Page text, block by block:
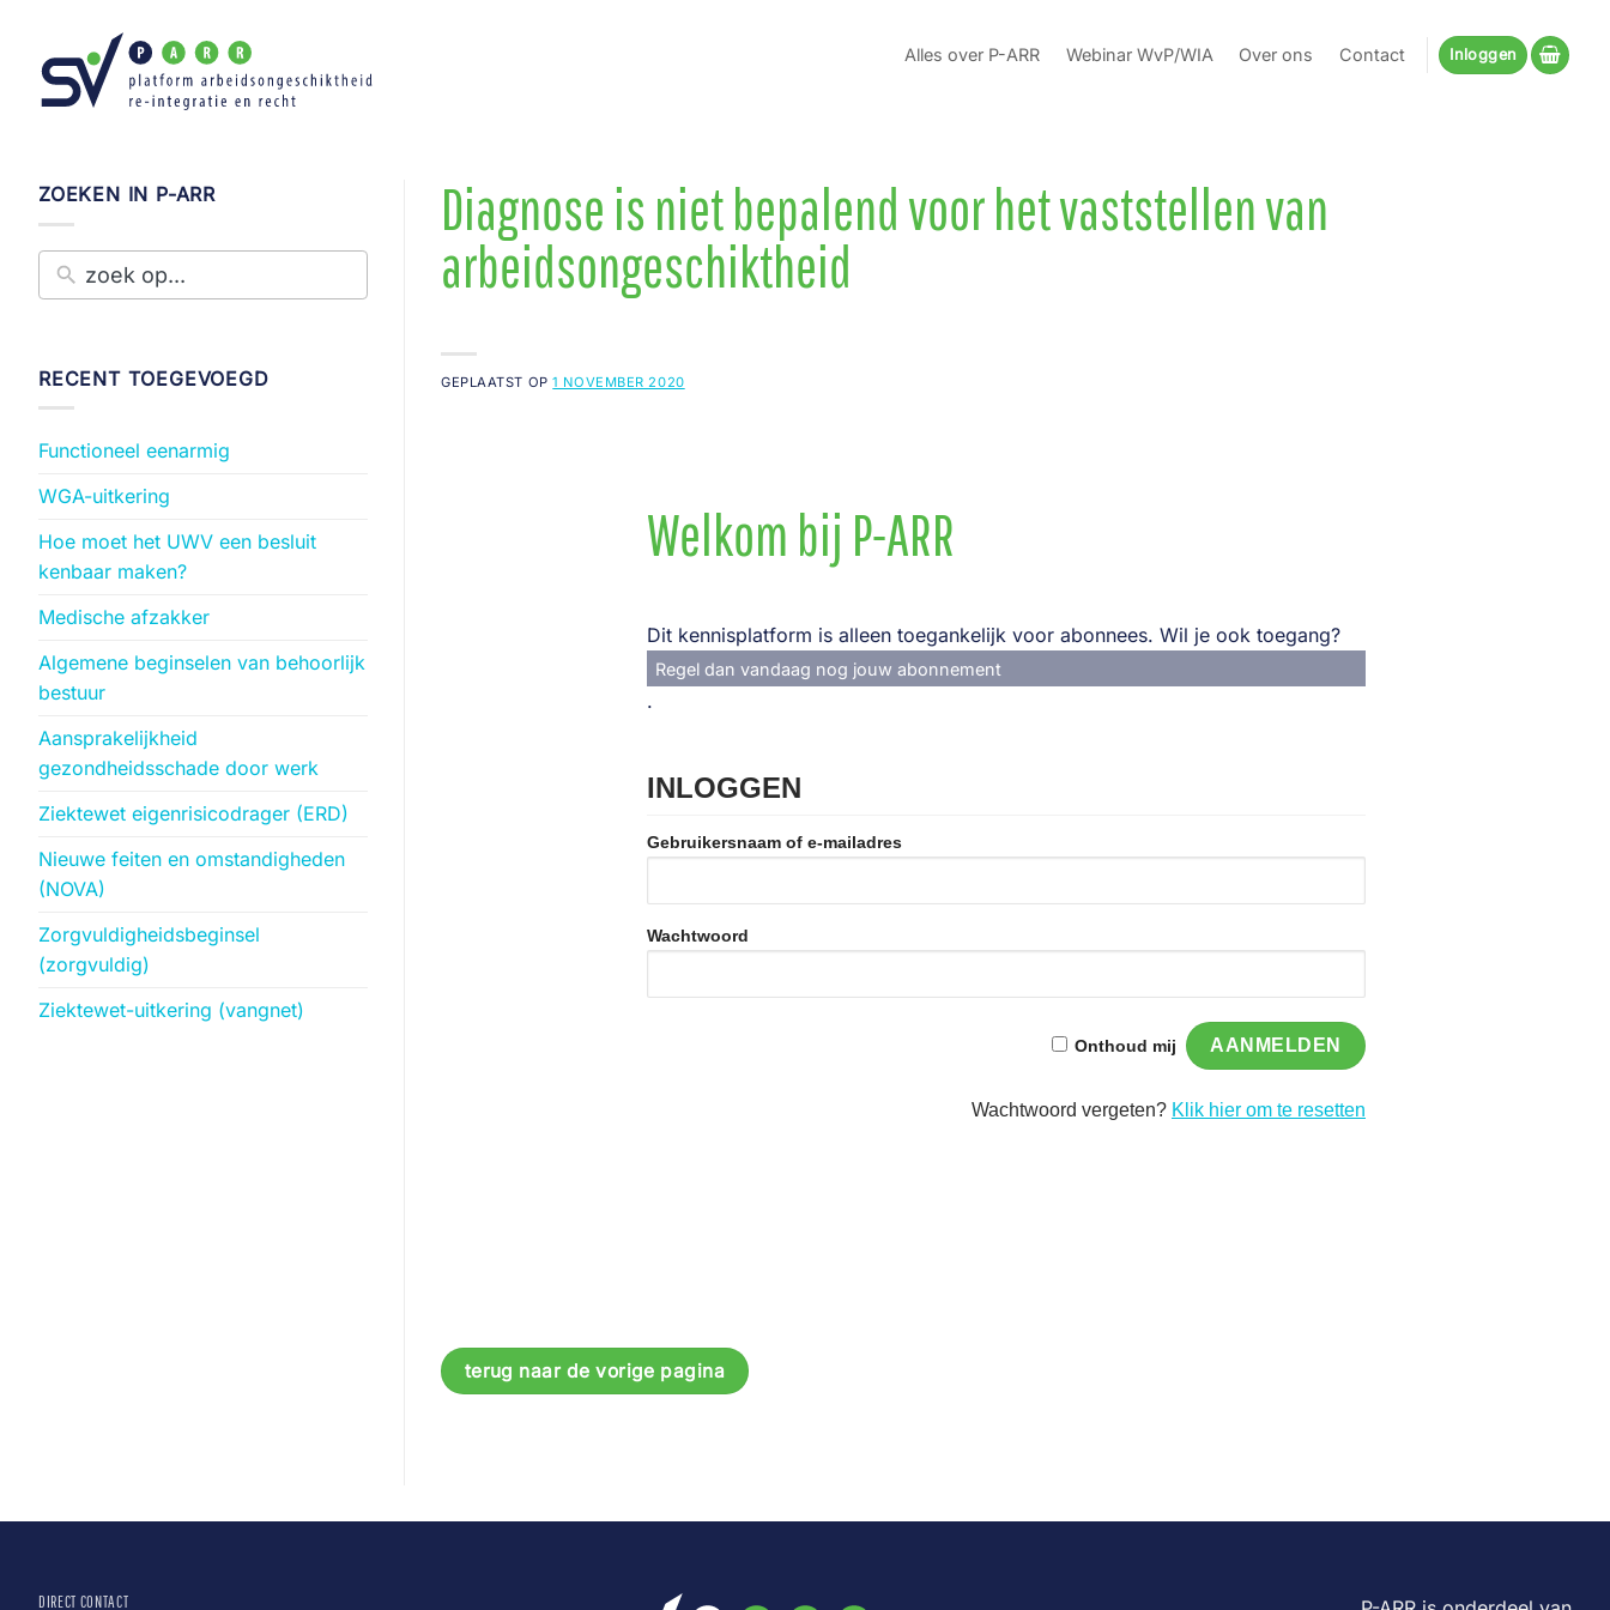
inhoud
Alles over P-ARR Webinar WvP/WIA Over ons Contact Inloggen
ZOEKEN IN P-ARR
RECENT TOEGEVOEGD
Functioneel eenarmig
WGA-uitkering
Hoe moet het UWV een besluit
kenbaar maken?
Medische afzakker
Algemene beginselen van behoorlijk
bestuur
Aansprakelijkheid
gezondheidsschade door werk
Ziektewet eigenrisicodrager (ERD)
Nieuwe feiten en omstandigheden
(NOVA)
Zorgvuldigheidsbeginsel
(zorgvuldig)
Ziektewet-uitkering (vangnet)
Diagnose is niet bepalend voor het vaststellen van
arbeidsongeschiktheid
GEPLAATST OP1 NOVEMBER 2020
Welkom bij P-ARR
Dit kennisplatform is alleen toegankelijk voor abonnees. Wil je ook toegang?
Regel dan vandaag nog jouw abonnement
.
INLOGGEN
Gebruikersnaam of e-mailadres
Wachtwoord
Onthoud mij
Wachtwoord vergeten? Klik hier om te resetten
terug naar de vorige pagina
DIRECT CONTACT